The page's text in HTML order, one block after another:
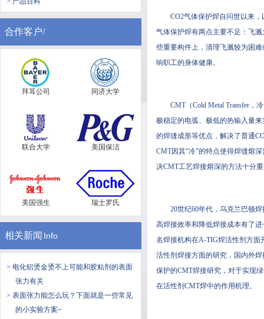
合作客户/
拜耳公司 同济大学
联合大学 美国保洁
美国强生 瑞士罗氏
相关新闻 Info
> 电化铝烫金烫不上可能和胶粘剂的表面
张力有关
> 表面张力能怎么玩？下面就是一些常见
的小实验方案~
CO2气体保护焊自问世以来，
气体保护焊有两点主要不足：飞溅
些重要构件上，清理飞溅较为困
响职工的身体健康。
CMT（Cold Metal Transfer
极稳定的电弧、极低的热输入量
的焊缝成形等优点，解决了普通
CMT因其“冷”的特点使得焊缝熔深
决CMT工艺焊接熔深的方法十分重要
20世纪60年代，乌克兰巴顿
高焊接效率和降低焊接成本有了进
名焊接机构在A-TIG焊活性剂方面开
活性剂焊接方面的研究，国内外焊
保护的CMT焊接研究，对于实现
在活性剂CMT焊中的作用机理。